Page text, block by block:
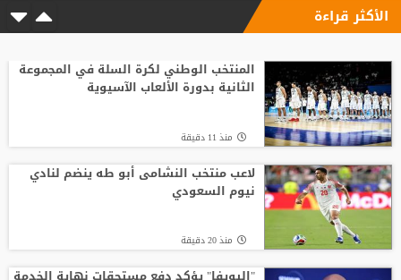
الأكثر قراءة
المنتخب الوطني لكرة السلة في المجموعة
الثانية بدورة الألعاب الآسيوية
منذ 11 دقيقة
لاعب منتخب النشامى أبو طه ينضم لنادي
نيوم السعودي
منذ 20 دقيقة